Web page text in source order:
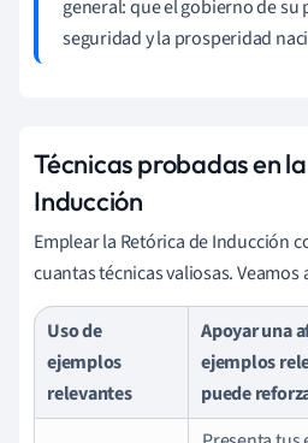
general: que el gobierno de
seguridad y la prosperidad
Técnicas probadas en
Inducción
Emplear la Retórica de Inducción
cuantas técnicas valiosas. Veamos
Uso de
ejemplos
relevantes
Apoyar una
ejemplos
puede